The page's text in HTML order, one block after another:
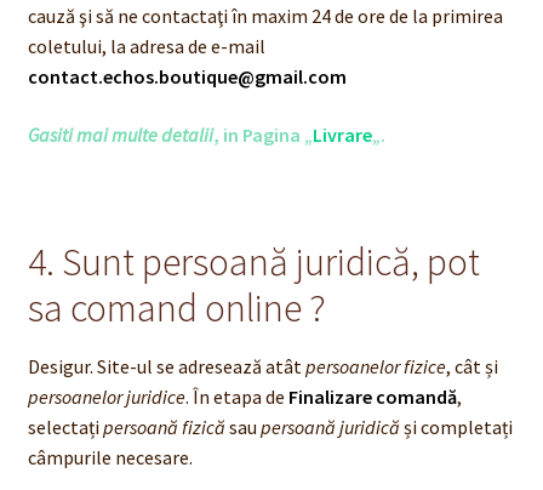
cauză şi să ne contactaţi în maxim 24 de ore de la primirea
coletului, la adresa de e-mail
contact.echos.boutique@gmail.com
Gasiti mai multe detalii, in Pagina „Livrare„.
4. Sunt persoană juridică, pot
sa comand online ?
Desigur. Site-ul se adresează atâtpersoanelor fizice, cât și
persoanelor juridice. În etapa de Finalizare comandă,
selectațipersoană fizică sau persoană juridică și completați
câmpurile necesare.